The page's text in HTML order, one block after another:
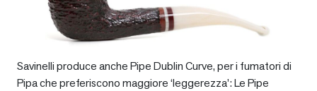
Savinelli produce anche Pipe Dublin Curve, per i fumatori di
Pipa che preferiscono maggiore ‘leggerezza’: Le Pipe